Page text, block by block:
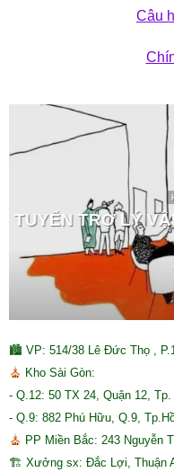
Câu
TUYỂN TRỢ LÝ
🏙 VP: 514/38 Lê Đức Thọ ,
Kho Sài Gòn:
- Q.12: 50 TX 24, Quận 12,
- Q.9: 882 Phú Hữu, Q.9,
PP Miền Bắc: 243 Nguyễn
🏗 Xưởng sx: Đắc Lợi, Thuận